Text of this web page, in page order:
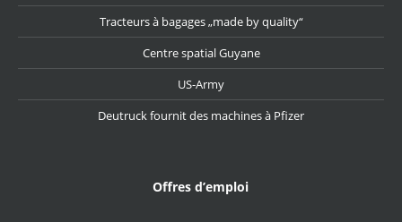
Tracteurs à bagages „made by quality“
Centre spatial Guyane
US-Army
Deutruck fournit des machines à Pfizer
Offres d’emploi